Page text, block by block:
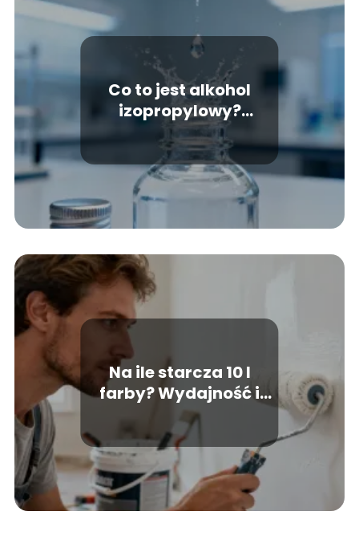
Co to jest alkohol
izopropylowy?
Zastosowanie i
właściwości
Na ile starcza 10 l
farby? Wydajność i
obliczanie zużycia